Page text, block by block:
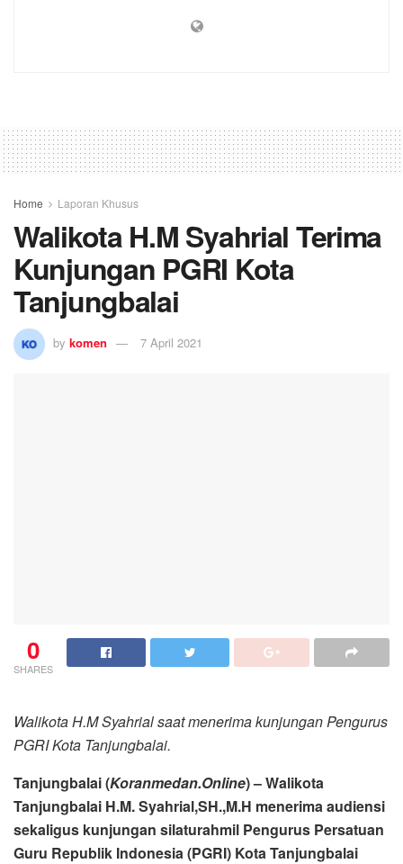
Home Laporan Khusus
Walikota H.M Syahrial Terima
Kunjungan PGRI Kota
Tanjungbalai
by komen 7 April 2021
0
SHARES
Walikota H.M Syahrial saat menerima kunjungan Pengurus
PGRI Kota Tanjungbalai.
Tanjungbalai (Koranmedan.Online) – Walikota
Tanjungbalai H.M. Syahrial,SH.,M.H menerima audiensi
sekaligus kunjungan silaturahmil Pengurus Persatuan
Guru Republik Indonesia (PGRI) Kota Tanjungbalai